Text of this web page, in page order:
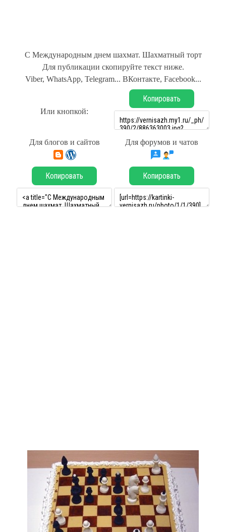
С Международным днем шахмат. Шахматный торт
Для публикации скопируйте текст ниже.
Viber, WhatsApp, Telegram... ВКонтакте, Facebook...
Или кнопкой:
Копировать
Для блогов и сайтов Для форумов и чатов
Копировать Копировать